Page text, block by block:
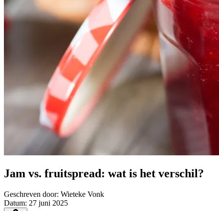
Jam vs. fruitspread: wat is het verschil?
Geschreven door: Wieteke Vonk
Datum: 27 juni 2025